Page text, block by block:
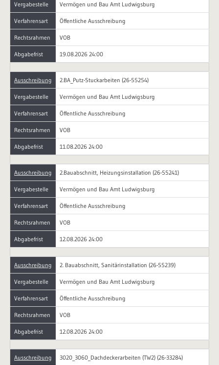
Vergabestelle Vermögen und Bau Amt Ludwigsburg
Verfahrensart Öffentliche Ausschreibung
Rechtsrahmen VOB
Abgabefrist 19.08.2026 24:00
Ausschreibung 2.BA_Putz-Stuckarbeiten (26-55254)
Vergabestelle Vermögen und Bau Amt Ludwigsburg
Verfahrensart Öffentliche Ausschreibung
Rechtsrahmen VOB
Abgabefrist 11.08.2026 24:00
Ausschreibung 2.Bauabschnitt, Heizungsinstallation (26-55241)
Vergabestelle Vermögen und Bau Amt Ludwigsburg
Verfahrensart Öffentliche Ausschreibung
Rechtsrahmen VOB
Abgabefrist 12.08.2026 24:00
Ausschreibung 2. Bauabschnitt, Sanitärinstallation (26-55239)
Vergabestelle Vermögen und Bau Amt Ludwigsburg
Verfahrensart Öffentliche Ausschreibung
Rechtsrahmen VOB
Abgabefrist 12.08.2026 24:00
Ausschreibung 3020_3060_Dachdeckerarbeiten (TW2) (26-33284)